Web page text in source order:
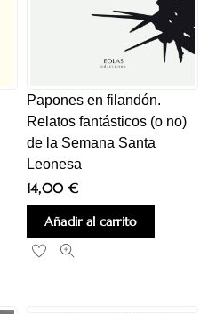
Papones en filandón.
Relatos fantásticos (o no)
de la Semana Santa
Leonesa
14,00 €
Añadir al carrito